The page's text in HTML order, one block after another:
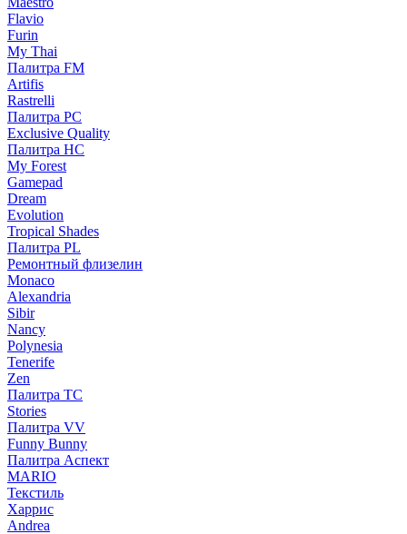
Flavio
Furin
My Thai
Палитра FM
Artifis
Rastrelli
Палитра PC
Exclusive Quality
Палитра HС
My Forest
Gamepad
Dream
Evolution
Tropical Shades
Палитра PL
Ремонтный флизелин
Monaco
Alexandria
Sibir
Nancy
Polynesia
Tenerife
Zen
Палитра TC
Stories
Палитра VV
Funny Bunny
Палитра Аспект
MARIO
Текстиль
Харрис
Andrea